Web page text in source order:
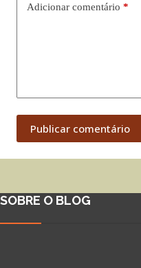
Adicionar comentário *
Publicar comentário
SOBRE O BLOG